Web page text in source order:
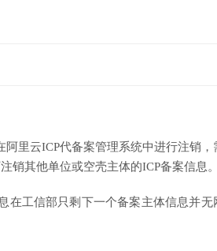
里云ICP代备案管理系统中进行注销，
销其他单位或空壳主体的ICP备案信息
在工信部只剩下一个备案主体信息并无